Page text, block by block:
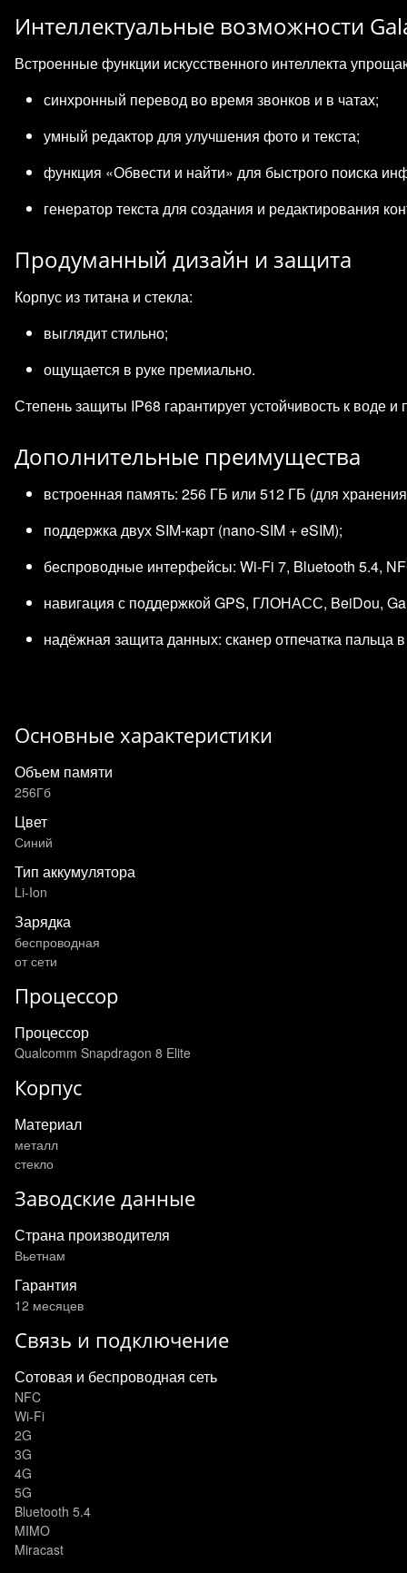
Интеллектуальные возможности
Встроенные функции искусственного интеллекта
синхронный перевод во время звонков и в чатах;
умный редактор для улучшения фото и текста;
функция «Обвести и найти» для быстрого поиска
генератор текста для создания и редактирования
Продуманный дизайн и защита
Корпус из титана и стекла:
выглядит стильно;
ощущается в руке премиально.
Степень защиты IP68 гарантирует устойчивость к воде
Дополнительные преимущества
встроенная память: 256 ГБ или 512 ГБ (для
поддержка двух SIM‑карт (nano‑SIM + eSIM);
беспроводные интерфейсы: Wi‑Fi 7, Bluetooth 5.4,
навигация с поддержкой GPS, ГЛОНАСС, BeiDou,
надёжная защита данных: сканер отпечатка пальца
Основные характеристики
Объем памяти
256Гб
Цвет
Синий
Тип аккумулятора
Li-Ion
Зарядка
беспроводная
от сети
Процессор
Процессор
Qualcomm Snapdragon 8 Elite
Корпус
Материал
металл
стекло
Заводские данные
Страна производителя
Вьетнам
Гарантия
12 месяцев
Связь и подключение
Сотовая и беспроводная сеть
NFC
Wi-Fi
2G
3G
4G
5G
Bluetooth 5.4
MIMO
Miracast